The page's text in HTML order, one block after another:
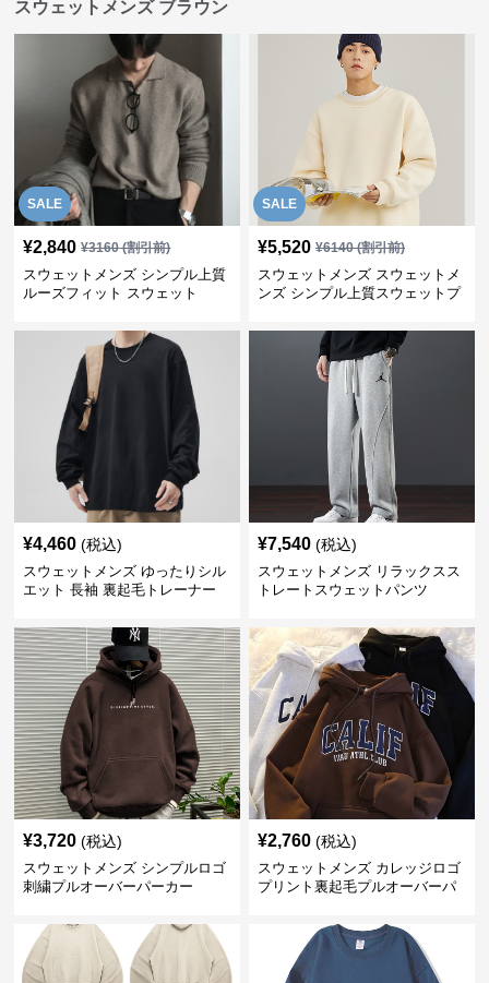
スウェットメンズ ブラウン
SALE
¥2,840 ¥3160(割引前)
スウェットメンズ シンプル上質
ルーズフィット スウェット
SALE
¥5,520 ¥6140(割引前)
スウェットメンズ スウェットメ
ンズ シンプル上質スウェットプ
¥4,460 (税込)
スウェットメンズ ゆったりシル
エット 長袖 裏起毛トレーナー
¥7,540 (税込)
スウェットメンズ リラックスス
トレートスウェットパンツ
¥3,720 (税込)
スウェットメンズ シンプルロゴ
刺繍プルオーバーパーカー
¥2,760 (税込)
スウェットメンズ カレッジロゴ
プリント裏起毛プルオーバーパ